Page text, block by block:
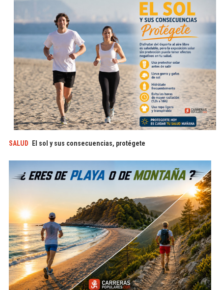
SALUD El sol y sus consecuencias, protégete